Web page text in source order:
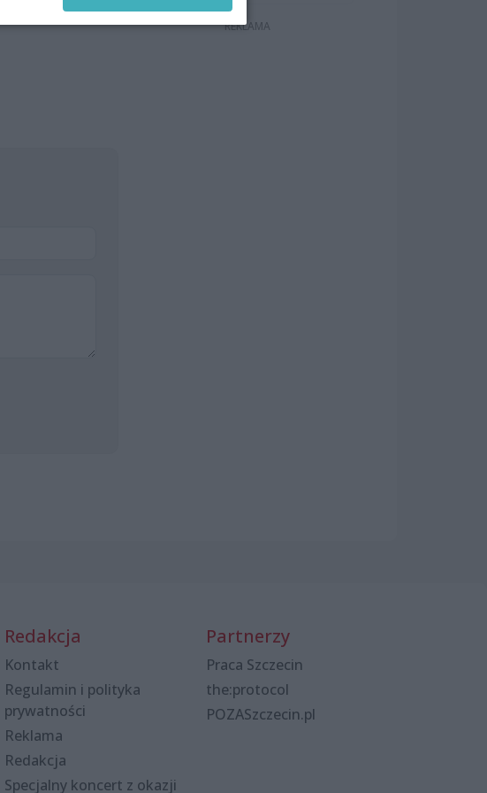
Redakcja
Kontakt
Regulamin i polityka
prywatności
Reklama
Redakcja
Specjalny koncert z okazji
Partnerzy
Praca Szczecin
the:protocol
POZASzczecin.pl